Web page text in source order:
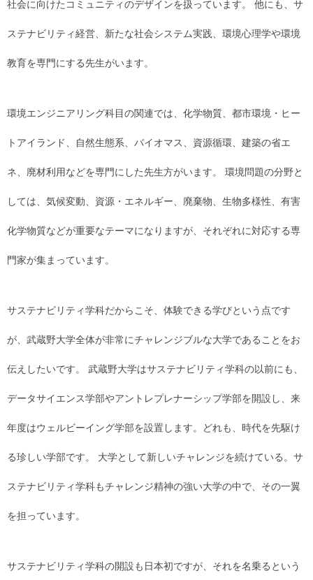
社会に向けたコミュニティのデザインを扱っています。 他にも、サ
ステナビリティ経営、新たな社会システム実践、環境心理学や環境
教育を専門にする先生がいます。
環境エンジニアリング科目の関連では、化学物質、都市環境・ヒー
トアイランド、自然生態系、バイオマス、資源循環、建築の省エ
ネ、廃材利用などを専門にした先生方がいます。 環境問題の分野と
しては、気候変動、資源・エネルギー、廃棄物、生物多様性、有害
化学物質などが重要なテーマになりますが、それぞれに対応する専
門家が集まっています。
サステナビリティ学科だからこそ、体験できる学びという点です
が、武蔵野大学全体が非常にチャレンジブルな大学であることをお
伝えしたいです。 武蔵野大学はサステナビリティ学科の以前にも、
データサイエンス学部やアントレプレナーシップ学部を開設し、来
年度はウェルビーイング学部を設置します。どれも、時代を先駆け
る珍しい学部です。 大学として新しいチャレンジを続けている。サ
ステナビリティ学科もチャレンジ精神の強い大学の中で、その一翼
を担っています。
サステナビリティ学科の開設も日本初ですが、それを名乗るという